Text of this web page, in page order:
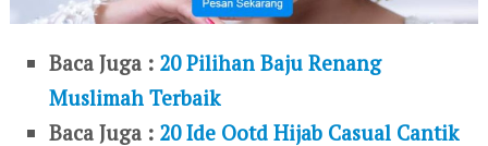
Baca Juga : 20 Pilihan Baju Renang
Muslimah Terbaik
Baca Juga : 20 Ide Ootd Hijab Casual Cantik